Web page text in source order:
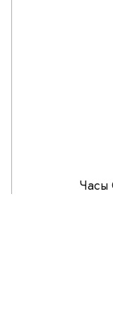
Часы